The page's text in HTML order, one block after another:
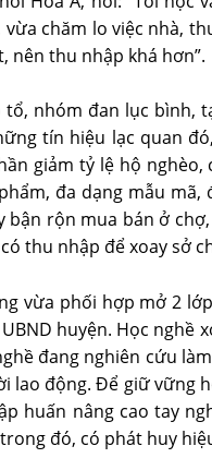
chăm lo việc nhà,
nên thu nhập khá hơn”.
nhóm đan lục bình,
tín hiệu lạc quan
giảm tỷ lệ hộ
đa dạng mẫu mã,
bận rộn mua bán ở
thu nhập để xoay sở
vừa phối hợp mở 2
huyện. Học nghề
đang nghiên cứu
động. Để giữ vững
huấn nâng cao tay
đó, có phát huy